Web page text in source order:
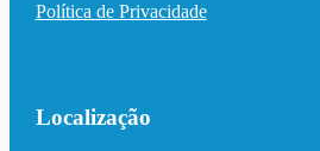
Política de Privacidade
Localização